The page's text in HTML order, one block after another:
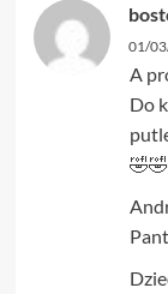
01/
A
Do